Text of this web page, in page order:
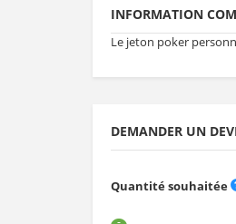
INFORMATION
Le jeton poker
DEMANDER UN
Quantité souhaitée